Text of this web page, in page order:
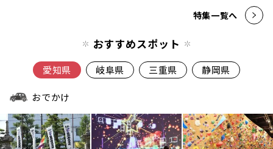
特集一覧へ
おすすめスポット
愛知県 岐阜県 三重県 静岡県
おでかけ